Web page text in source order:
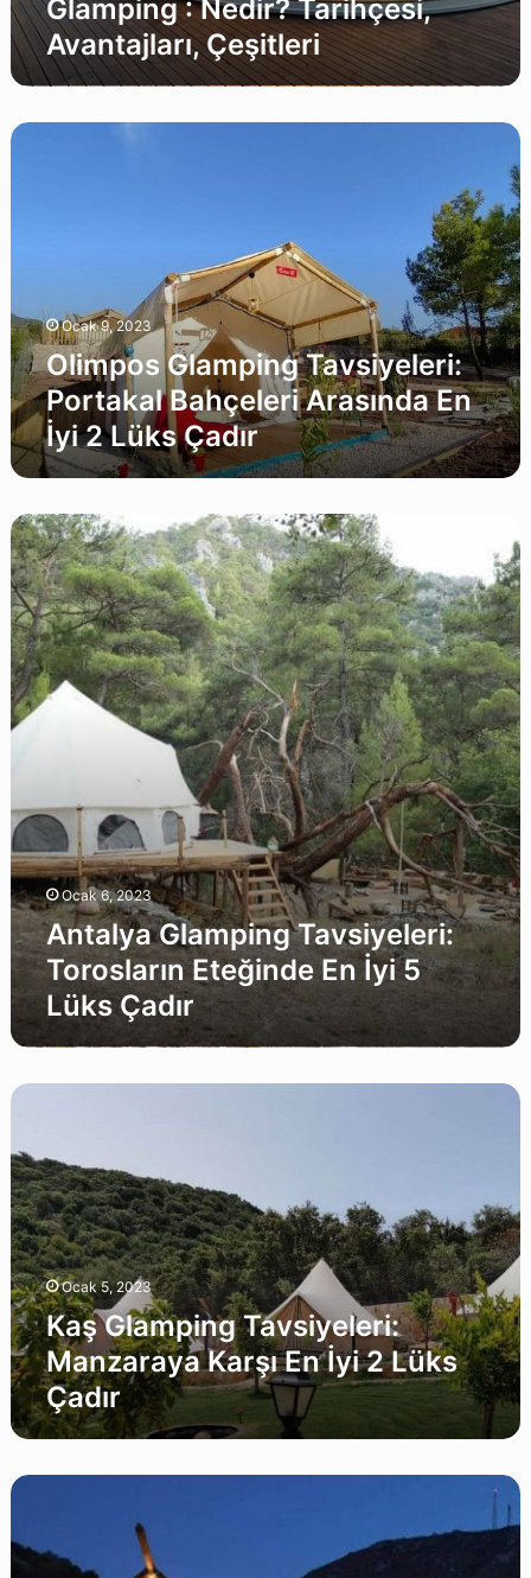
Glamping : Nedir? Tarihçesi,
Avantajları, Çeşitleri
Olimpos
2
Lüks
Çadır
Ocak 9, 2023
Olimpos Glamping Tavsiyeleri:
Portakal Bahçeleri Arasında En
İyi 2 Lüks Çadır
Antalya
Glamping
Tavsiyeleri:
Torosların
Eteğinde
En
İyi
5
Lüks
Ocak 6, 2023
Antalya Glamping Tavsiyeleri:
Torosların Eteğinde En İyi 5
Lüks Çadır
Kaş
Manzaraya
Karşı
En
İyi
2
Lüks
Çadır
Ocak 5, 2023
Kaş Glamping Tavsiyeleri:
Manzaraya Karşı En İyi 2 Lüks
Çadır
Muğla
Rehberi:
Ege